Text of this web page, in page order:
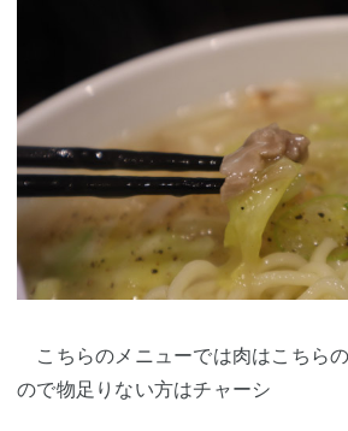
こちらのメニューでは肉はこちら
ので物足りない方はチャーシ